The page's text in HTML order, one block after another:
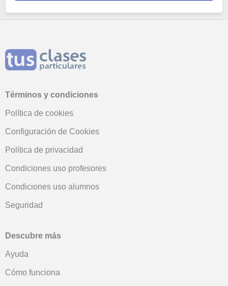
Términos y condiciones
Política de cookies
Configuración de Cookies
Política de privacidad
Condiciones uso profesores
Condiciones uso alumnos
Seguridad
Descubre más
Ayuda
Cómo funciona